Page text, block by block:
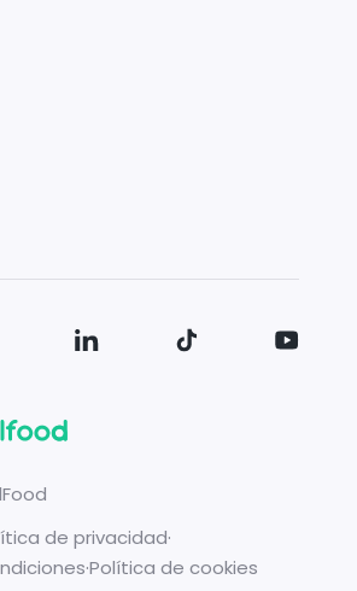
de privacidad·
·Política de cookies